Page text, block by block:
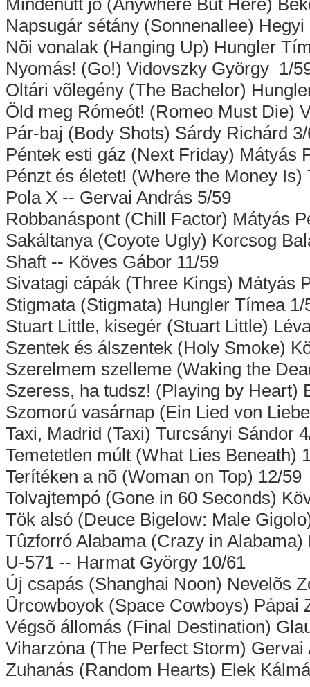
Mindenütt jó (Anywhere But Here)
Napsugár sétány (Sonnenallee)
Nõi vonalak (Hanging Up) Hungler
Nyomás! (Go!) Vidovszky György 1/
Oltári võlegény (The Bachelor)
Öld meg Rómeót! (Romeo Must Die)
Pár-baj (Body Shots) Sárdy Richárd
Péntek esti gáz (Next Friday) Mátyás
Pénzt és életet! (Where the Money
Pola X -- Gervai András 5/59
Robbanáspont (Chill Factor) Mátyás
Sakáltanya (Coyote Ugly) Korcsog
Shaft -- Köves Gábor 11/59
Sivatagi cápák (Three Kings) Mátyás
Stigmata (Stigmata) Hungler Tímea 1/
Stuart Little, kisegér (Stuart Little)
Szentek és álszentek (Holy Smoke)
Szerelmem szelleme (Waking the
Szeress, ha tudsz! (Playing by Heart)
Szomorú vasárnap (Ein Lied von
Taxi, Madrid (Taxi) Turcsányi Sándor
Temetetlen múlt (What Lies Beneath)
Terítéken a nõ (Woman on Top) 12/59
Tolvajtempó (Gone in 60 Seconds)
Tök alsó (Deuce Bigelow: Male
Tûzforró Alabama (Crazy in Alabama)
U-571 -- Harmat György 10/61
Új csapás (Shanghai Noon) Nevelõs
Ûrcowboyok (Space Cowboys) Pápai
Végsõ állomás (Final Destination)
Viharzóna (The Perfect Storm) Gervai
Zuhanás (Random Hearts) Elek